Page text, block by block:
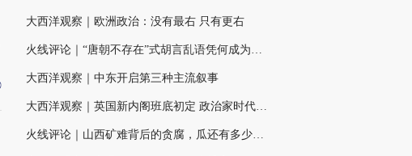
大西洋观察｜欧洲政治：没有最右 只有更右
火线评论｜“唐朝不存在”式胡言乱语凭何成为热点
大西洋观察｜中东开启第三种主流叙事
大西洋观察｜英国新内阁班底初定 政治家时代困境犹存
火线评论｜山西矿难背后的贪腐，瓜还有多少、蔓还有多长？